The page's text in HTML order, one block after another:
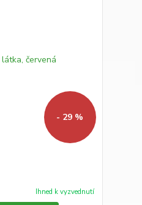
- 29 %
Ihned k vyzvednutí